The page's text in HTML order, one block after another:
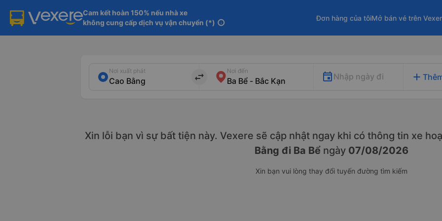
Cam kết hoàn 150% nếu nhà xe
không cung cấp dịch vụ vận chuyển (*) info
Đơn hàng của tôiMở bán vé trên
Nơi xuất phát
import_export
Nơi đến
Nhập ngày đi add
Xin lỗi bạn vì sự bất tiện này. Vexere sẽ cập nhật ngay khi có thông tin xe
Bằng đi Ba Bể ngày 07/08/2026
Xin bạn vui lòng thay đổi tuyến đường tìm kiếm